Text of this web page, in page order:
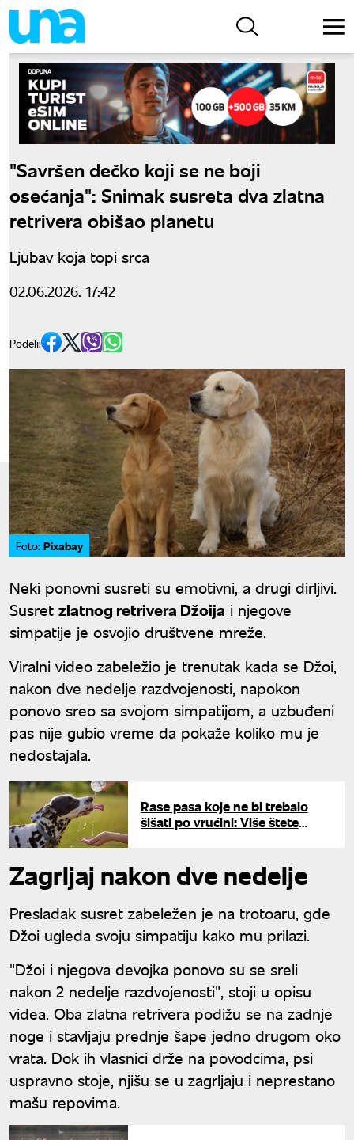
"Savršen dečko koji se ne boji
osećanja": Snimak susreta dva zlatna
retrivera obišao planetu
Ljubav koja topi srca
02.06.2026. 17:42
Podeli:
Foto: Pixabay
Neki ponovni susreti su emotivni, a drugi dirljivi.
Susret zlatnog retrivera Džoija i njegove
simpatije je osvojio društvene mreže.
Viralni video zabeležio je trenutak kada se Džoi,
nakon dve nedelje razdvojenosti, napokon
ponovo sreo sa svojom simpatijom, a uzbuđeni
pas nije gubio vreme da pokaže koliko mu je
nedostajala.
Rase pasa koje ne bi trebalo
šišati po vrućini: Više štete
Zagrljaj nakon dve nedelje
Presladak susret zabeležen je na trotoaru, gde
Džoi ugleda svoju simpatiju kako mu prilazi.
"Džoi i njegova devojka ponovo su se sreli
nakon 2 nedelje razdvojenosti", stoji u opisu
videa. Oba zlatna retrivera podižu se na zadnje
noge i stavljaju prednje šape jedno drugom oko
vrata. Dok ih vlasnici drže na povodcima, psi
uspravno stoje, njišu se u zagrljaju i neprestano
mašu repovima.